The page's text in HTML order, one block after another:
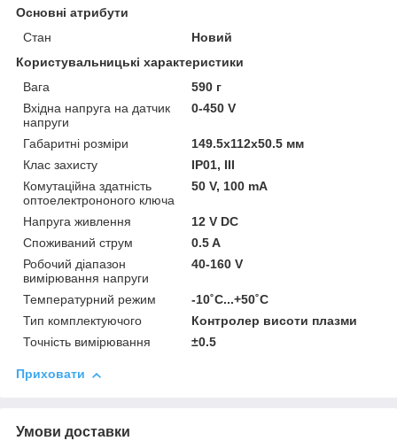
Основні атрибути
Стан
Новий
Користувальницькі характеристики
Вага
590 г
Вхідна напруга на датчик
напруги
0-450 V
Габаритні розміри
149.5х112х50.5 мм
Клас захисту
IP01, III
Комутаційна здатність
оптоелектрононого ключа
50 V, 100 mA
Напруга живлення
12 V DC
Споживаний струм
0.5 A
Робочий діапазон
вимірювання напруги
40-160 V
Температурний режим
-10˚С...+50˚С
Тип комплектуючого
Контролер висоти плазми
Точність вимірювання
±0.5
Приховати
Умови доставки